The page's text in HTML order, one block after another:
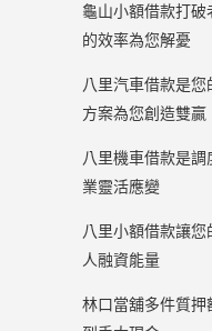
龜山小額借款打破
的效率為您解憂
八里汽車借款是
方案為您創造雙贏
八里機車借款是
業靈活應變
八里小額借款讓
人融資能量
林口當舖多件質押